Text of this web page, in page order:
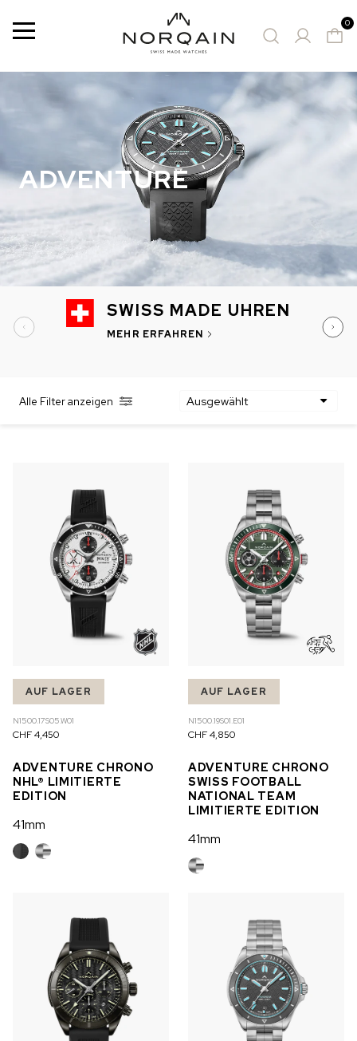
Menu 0
VORGESCHLAGENE ZEITMESSER
CHF 5,250
CHF 4,450
CHF 5,250
GREY
42mm
ADVENTURE
SWISS MADE UHREN
MEHR ERFAHREN
Alle Filter anzeigen
AUF LAGER
N1500.17S05.W01
CHF 4,450
ADVENTURE CHRONO
NHL® LIMITIERTE
EDITION
41mm
AUF LAGER
N1500.19S01.E01
CHF 4,850
ADVENTURE CHRONO
SWISS FOOTBALL
NATIONAL TEAM
LIMITIERTE EDITION
41mm